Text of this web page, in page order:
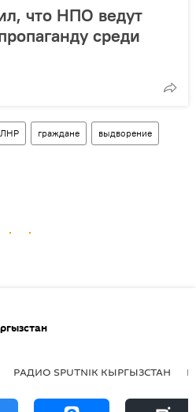
что НПО ведут
среди
ЛНР граждане выдворение
РАДИО SPUTNIK КЫРГЫЗСТАН